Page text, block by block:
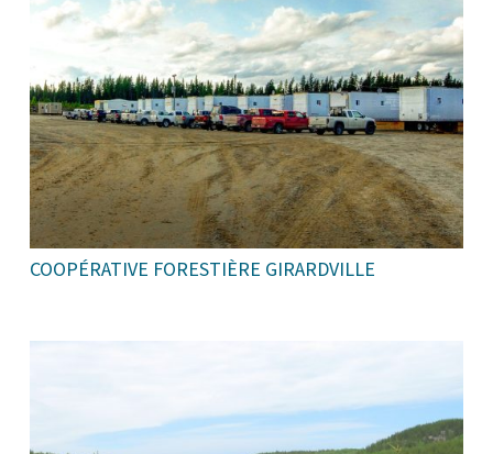
COOPÉRATIVE FORESTIÈRE GIRARDVILLE